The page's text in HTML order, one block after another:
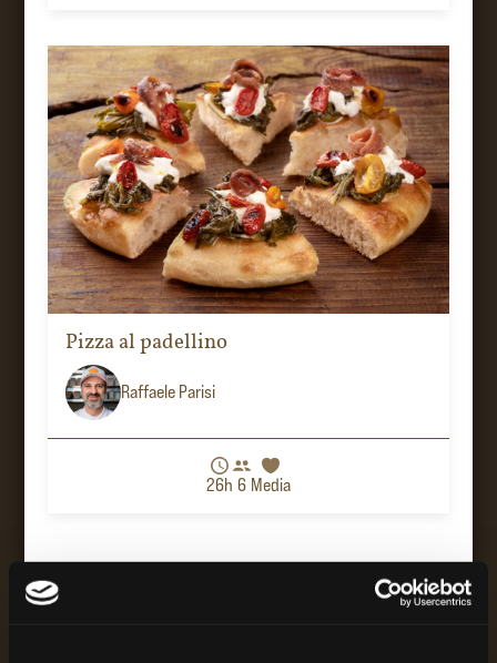
Pizza al padellino
Raffaele Parisi
26h 6 Media
Italiano